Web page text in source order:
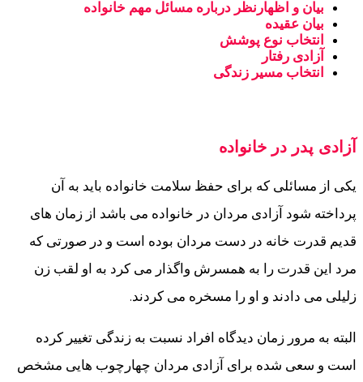
بیان و اظهارنظر درباره مسائل مهم خانواده
بیان عقیده
انتخاب نوع پوشش
آزادی رفتار
انتخاب مسیر زندگی
آزادی پدر در خانواده
یکی از مسائلی که برای حفظ سلامت خانواده باید به آن
پرداخته شود آزادی مردان در خانواده می باشد از زمان های
قدیم قدرت خانه در دست مردان بوده است و در صورتی که
مرد این قدرت را به همسرش واگذار می کرد به او لقب زن
زلیلی می دادند و او را مسخره می کردند.
البته به مرور زمان دیدگاه افراد نسبت به زندگی تغییر کرده
است و سعی شده برای آزادی مردان چهارچوب هایی مشخص